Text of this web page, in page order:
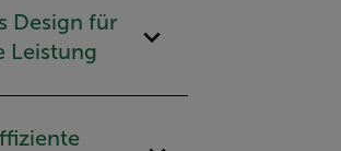
Design für
Leistung